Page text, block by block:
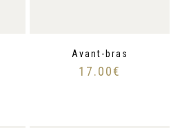
Avant-bras
17.00€